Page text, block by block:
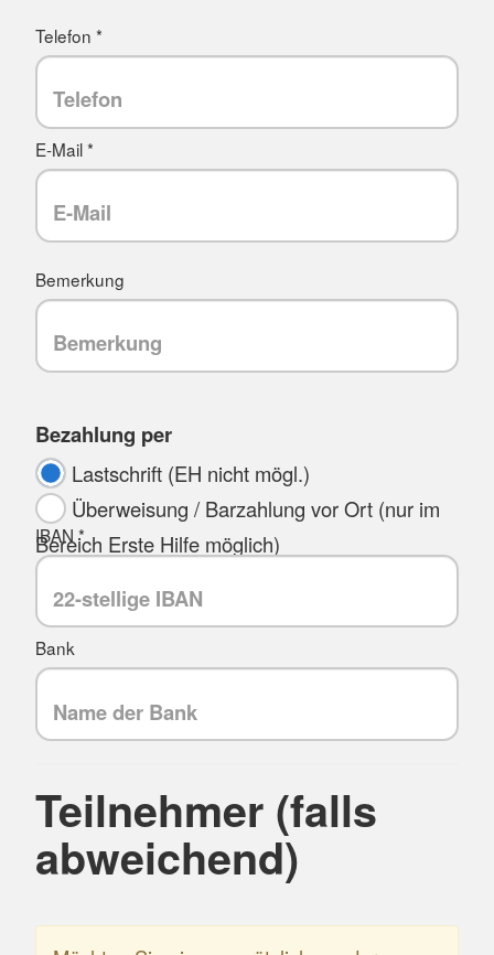
Telefon *
E-Mail *
Bemerkung
Bezahlung per
Lastschrift (EH nicht mögl.)
Überweisung / Barzahlung vor Ort (nur im
Bereich Erste Hilfe möglich)
IBAN *
Bank
Teilnehmer (falls
abweichend)